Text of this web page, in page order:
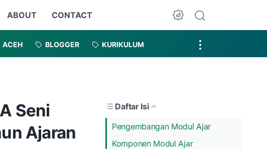
ABOUT CONTACT
Dark Mode
ACEH BLOGGER KURIKULUM
Seni
Ajaran
Daftar Isi
Pengembangan Modul Ajar
Komponen Modul Ajar